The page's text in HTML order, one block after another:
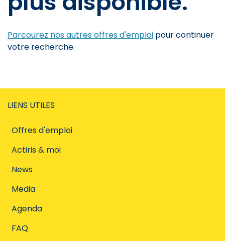
Parcourez nos autres offres d'emploi pour continuer
votre recherche.
LIENS UTILES
Offres d'emploi
Actiris & moi
News
Media
Agenda
FAQ